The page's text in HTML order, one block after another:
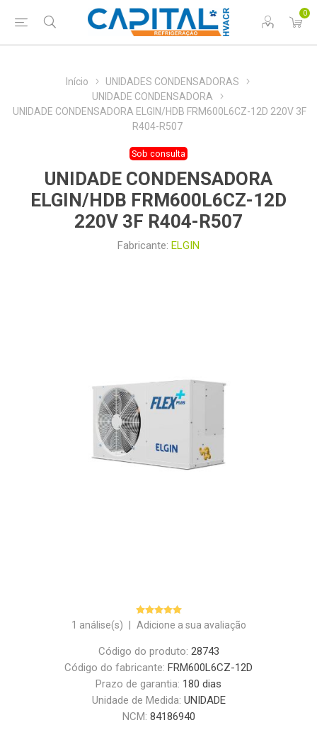
0
Início
UNIDADES CONDENSADORAS
UNIDADE CONDENSADORA
UNIDADE CONDENSADORA ELGIN/HDB FRM600L6CZ-12D 220V 3F
R404-R507
Sob consulta
UNIDADE CONDENSADORA
ELGIN/HDB FRM600L6CZ-12D
220V 3F R404-R507
Fabricante: ELGIN
1 análise(s) Adicione a sua avaliação
Código do produto: 28743
Código do fabricante: FRM600L6CZ-12D
Prazo de garantia: 180 dias
Unidade de Medida: UNIDADE
NCM: 84186940